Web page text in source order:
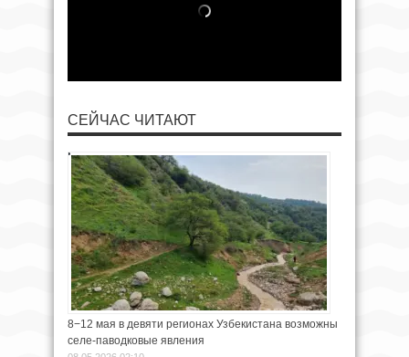
СЕЙЧАС ЧИТАЮТ
8−12 мая в девяти регионах Узбекистана возможны
селе-паводковые явления